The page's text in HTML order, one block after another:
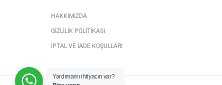
HAKKIMIZDA
GIZLILIK POLITIKASI
İPTAL VE İADE KOŞULLARI
Yardımamı ihtiyacın var?